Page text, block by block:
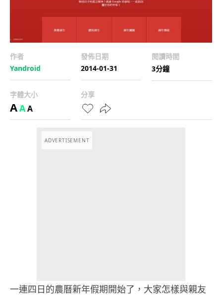
作者
Yandroid
發佈日期
2014-01-31
閱讀時間
3分鐘
字體大小
AAA
分享
ADVERTISEMENT
一連四日的農曆新年假期開始了，大家怎樣與親友